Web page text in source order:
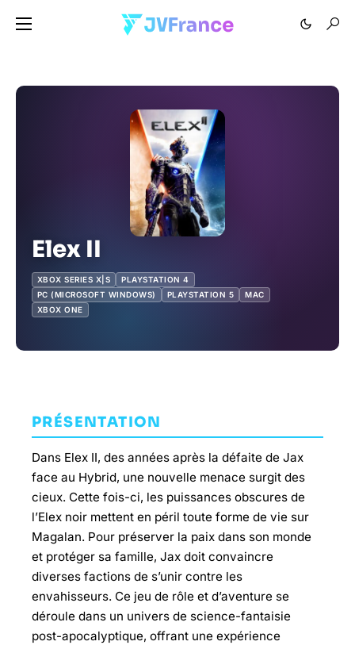
Elex II
XBOX SERIES X|S
PLAYSTATION 4
PC (MICROSOFT WINDOWS)
PLAYSTATION 5
MAC
XBOX ONE
PRÉSENTATION
Dans Elex II, des années après la défaite de Jax
face au Hybrid, une nouvelle menace surgit des
cieux. Cette fois-ci, les puissances obscures de
l’Elex noir mettent en péril toute forme de vie sur
Magalan. Pour préserver la paix dans son monde
et protéger sa famille, Jax doit convaincre
diverses factions de s’unir contre les
envahisseurs. Ce jeu de rôle et d’aventure se
déroule dans un univers de science-fantaisie
post-apocalyptique, offrant une expérience